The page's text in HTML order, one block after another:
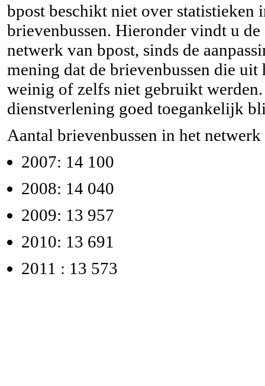
bpost beschikt niet over statistieken
brievenbussen. Hieronder vindt u
netwerk van bpost, sinds de
mening dat de brievenbussen die uit
weinig of zelfs niet gebruikt
dienstverlening goed toegankelijk
Aantal brievenbussen in het
2007: 14 100
2008: 14 040
2009: 13 957
2010: 13 691
2011 : 13 573